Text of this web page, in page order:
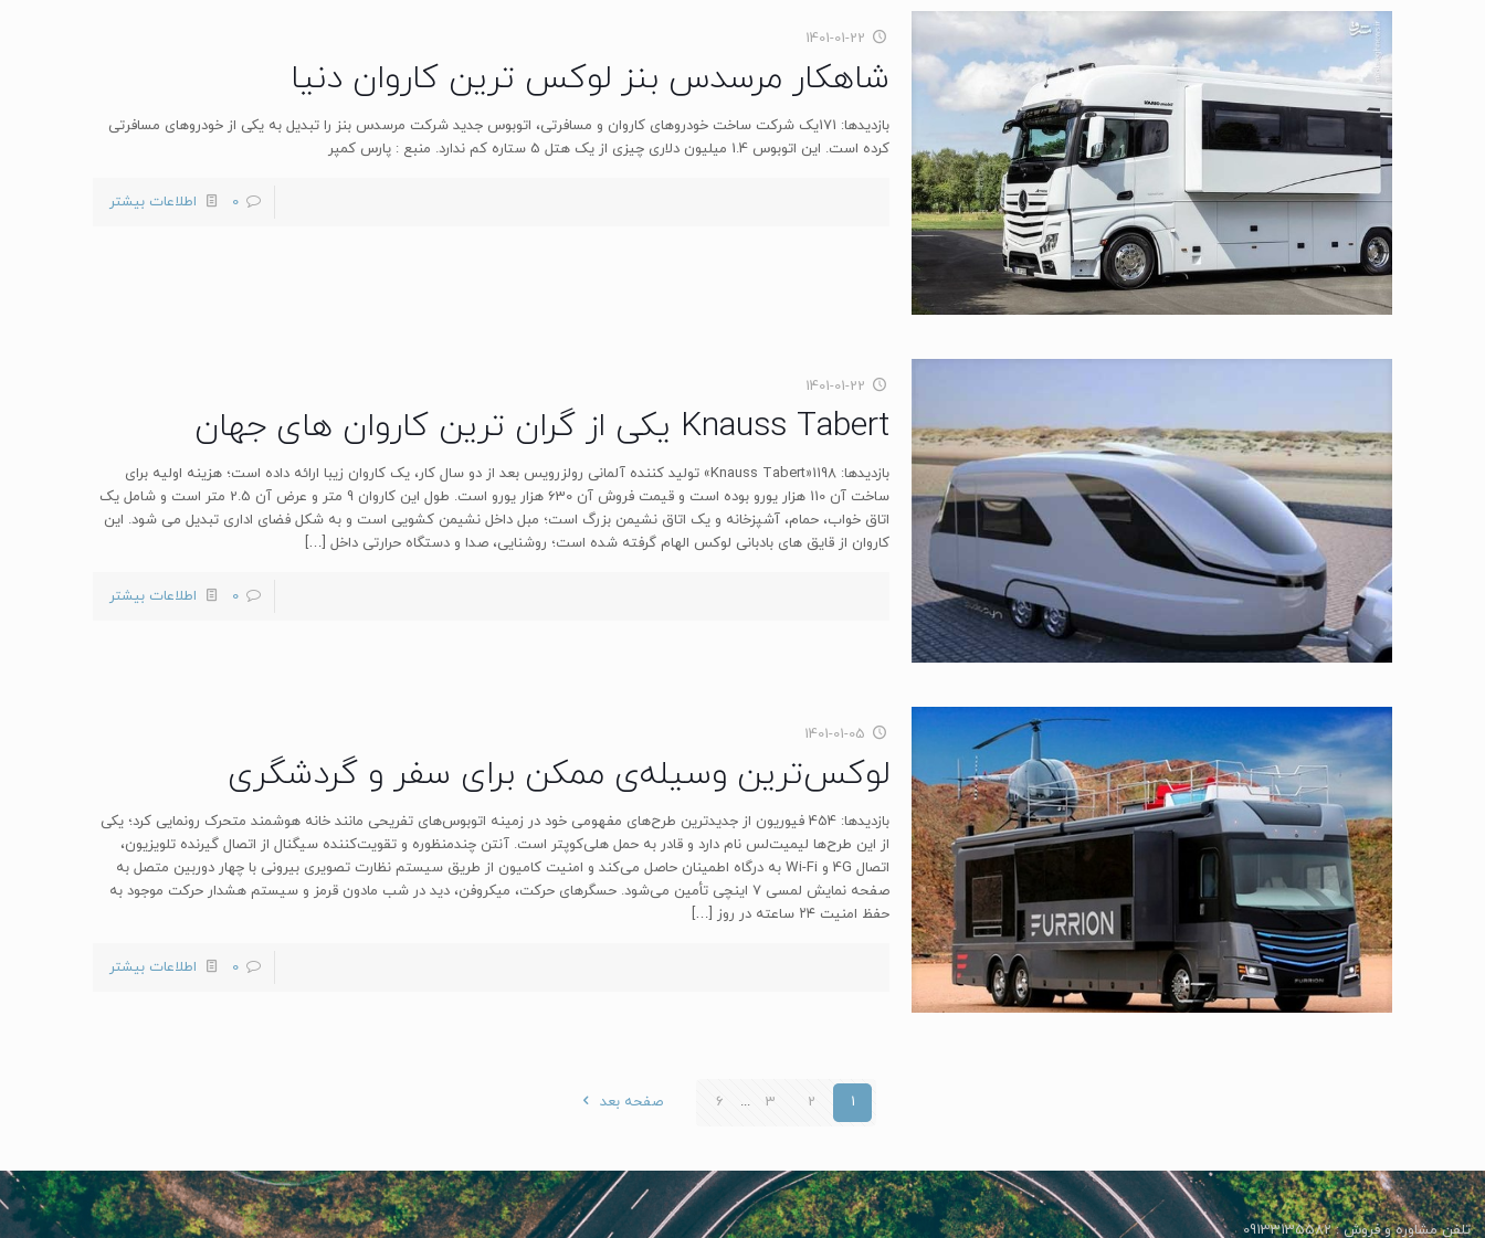
1401-01-22
شاهکار مرسدس بنز لوکس ترین کاروان دنیا
بازدیدها: 171یک شرکت ساخت خودروهای کاروان و مسافرتی، اتوبوس جدید شرکت مرسدس بنز را تبدیل به یکی از خودروهای مسافرتی
کرده است. این اتوبوس 1.4 میلیون دلاری چیزی از یک هتل 5 ستاره کم ندارد. منبع : پارس کمپر
0 اطلاعات بیشتر
1401-01-22
Knauss Tabert یکی از گران‌ ترین کاروان های جهان
بازدیدها: 1198«Knauss Tabert» تولید کننده آلمانی رولزرویس بعد از دو سال کار، یک کاروان زیبا ارائه داده است؛ هزینه اولیه برای
ساخت آن 110 هزار یورو بوده است و قیمت فروش آن 630 هزار یورو است. طول این کاروان 9 متر و عرض آن 2.5 متر است و شامل یک
اتاق خواب، حمام، آشپزخانه و یک اتاق نشیمن بزرگ است؛ مبل داخل نشیمن کشویی است و به شکل فضای اداری تبدیل می شود. این
کاروان از قایق های بادبانی لوکس الهام گرفته شده است؛ روشنایی، صدا و دستگاه حرارتی داخل […]
0 اطلاعات بیشتر
1401-01-05
لوکس‌ترین وسیله‌ی ممکن برای سفر و گردشگری
بازدیدها: 454 فیوریون از جدیدترین طرح‌های مفهومی خود در زمینه اتوبوس‌های تفریحی مانند خانه هوشمند متحرک رونمایی کرد؛ یکی
از این طرح‌ها لیمیت‌لس نام دارد و قادر به حمل هلی‌کوپتر است. آنتن چندمنظوره و تقویت‌کننده سیگنال از اتصال گیرنده تلویزیون،
اتصال 4G و Wi-Fi به درگاه اطمینان حاصل می‌کند و امنیت کامیون از طریق سیستم نظارت تصویری بیرونی با چهار دوربین متصل به
صفحه نمایش لمسی ۷ اینچی تأمین می‌شود. حسگرهای حرکت، میکروفن، دید در شب مادون قرمز و سیستم هشدار حرکت موجود به
حفظ امنیت ۲۴ ساعته در روز
[…]
0 اطلاعات بیشتر
1
2
3
...
6 صفحه بعد
تلفن مشاوره و فروش : 09133135582